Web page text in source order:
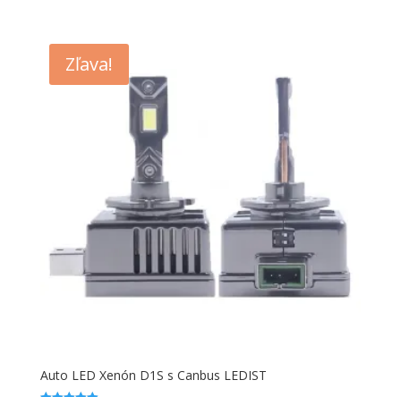
Zľava!
Auto LED Xenón D1S s Canbus LEDIST